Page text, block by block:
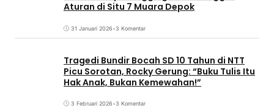
Aturan di Situ 7 Muara Depok
31 Januari 2026•3 Komentar
Tragedi Bundir Bocah SD 10 Tahun di NTT
Picu Sorotan, Rocky Gerung: “Buku Tulis Itu
Hak Anak, Bukan Kemewahan!”
3 Februari 2026•3 Komentar